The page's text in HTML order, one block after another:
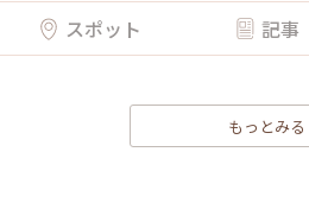
スポット 記事
もっとみる